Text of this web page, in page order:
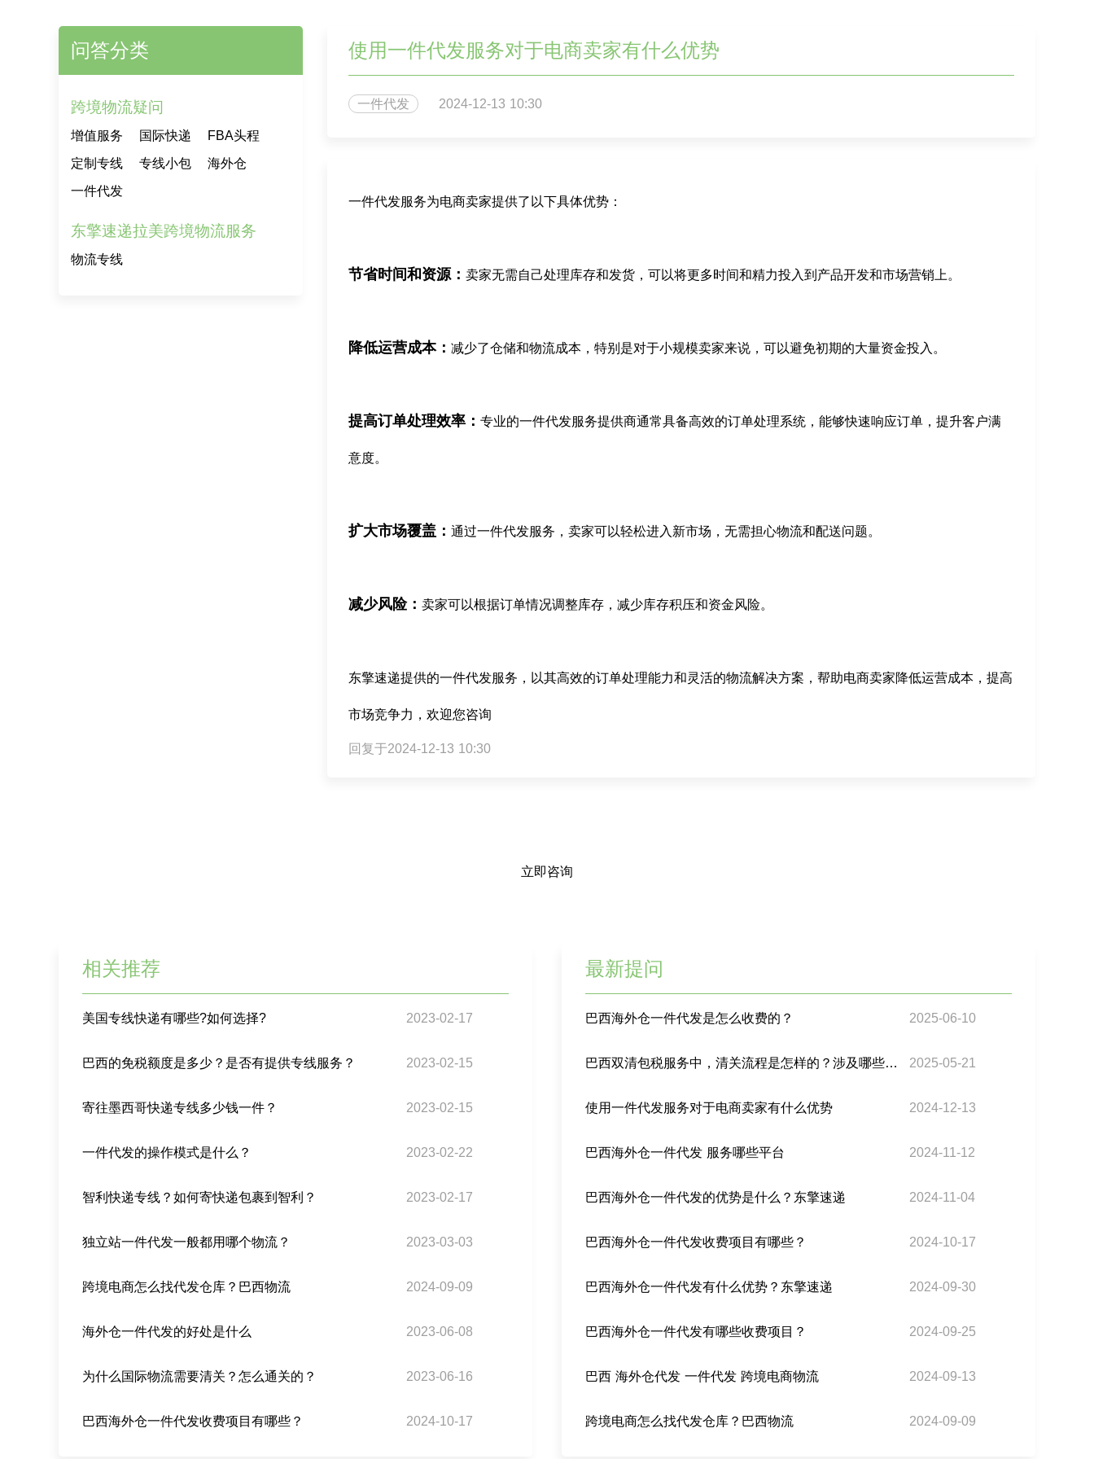
问答分类
跨境物流疑问
增值服务 国际快递
FBA头程
定制专线
专线小包
海外仓
一件代发
东擎速递拉美跨境物流服务
物流专线
使用一件代发服务对于电商卖家有什么优势
一件代发 2024-12-13 10:30
一件代发服务为电商卖家提供了以下具体优势：
节省时间和资源：卖家无需自己处理库存和发货，可以将更多时间和精力投入到产品开发和市场营销上。
降低运营成本：减少了仓储和物流成本，特别是对于小规模卖家来说，可以避免初期的大量资金投入。
提高订单处理效率：专业的一件代发服务提供商通常具备高效的订单处理系统，能够快速响应订单，提升客户满
意度。
扩大市场覆盖：通过一件代发服务，卖家可以轻松进入新市场，无需担心物流和配送问题。
减少风险：卖家可以根据订单情况调整库存，减少库存积压和资金风险。
东擎速递提供的一件代发服务，以其高效的订单处理能力和灵活的物流解决方案，帮助电商卖家降低运营成本，提高
市场竞争力，欢迎您咨询
回复于2024-12-13 10:30
立即咨询
最新提问
巴西海外仓一件代发是怎么收费的？ 2025-06-10
巴西双清包税服务中，清关流程是怎样的？涉及哪些文件和手续？ 2025-05-21
使用一件代发服务对于电商卖家有什么优势 2024-12-13
巴西海外仓一件代发 服务哪些平台 2024-11-12
巴西海外仓一件代发的优势是什么？东擎速递 2024-11-04
巴西海外仓一件代发收费项目有哪些？ 2024-10-17
巴西海外仓一件代发有什么优势？东擎速递 2024-09-30
巴西海外仓一件代发有哪些收费项目？ 2024-09-25
巴西 海外仓代发 一件代发 跨境电商物流 2024-09-13
跨境电商怎么找代发仓库？巴西物流 2024-09-09
相关推荐
美国专线快递有哪些?如何选择? 2023-02-17
巴西的免税额度是多少？是否有提供专线服务？ 2023-02-15
寄往墨西哥快递专线多少钱一件？ 2023-02-15
一件代发的操作模式是什么？ 2023-02-22
智利快递专线？如何寄快递包裹到智利？ 2023-02-17
独立站一件代发一般都用哪个物流？ 2023-03-03
跨境电商怎么找代发仓库？巴西物流 2024-09-09
海外仓一件代发的好处是什么 2023-06-08
为什么国际物流需要清关？怎么通关的？ 2023-06-16
巴西海外仓一件代发收费项目有哪些？ 2024-10-17